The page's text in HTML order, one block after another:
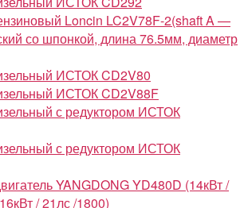
Loncin LC2V78F-2(shaft A —
со шпонкой, длина 76.5мм, диаметр
ИСТОК CD2V80
ИСТОК CD2V88F
с редуктором ИСТОК
с редуктором ИСТОК
YANGDONG YD480D (14кВт /
/ 21лс /1800)